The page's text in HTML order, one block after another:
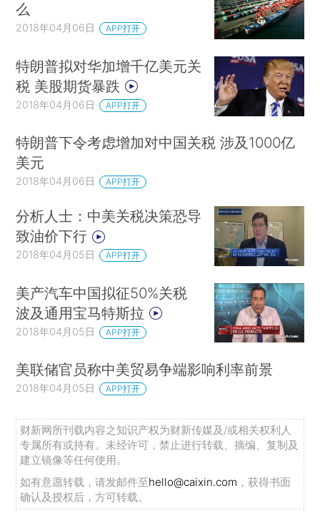
么
2018年04月06日 APP打开
特朗普拟对华加增千亿美元关
税 美股期货暴跌
2018年04月06日 APP打开
特朗普下令考虑增加对中国关税 涉及1000亿
美元
2018年04月06日 APP打开
分析人士：中美关税决策恐导
致油价下行
2018年04月05日 APP打开
美产汽车中国拟征50%关税
波及通用宝马特斯拉
2018年04月05日 APP打开
美联储官员称中美贸易争端影响利率前景
2018年04月05日 APP打开
财新网所刊载内容之知识产权为财新传媒及/或相关权利人
专属所有或持有。未经许可，禁止进行转载、摘编、复制及
建立镜像等任何使用。
如有意愿转载，请发邮件至hello@caixin.com ，获得书面
确认及授权后，方可转载。